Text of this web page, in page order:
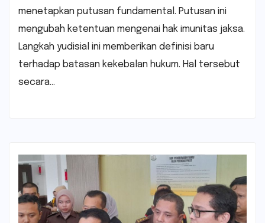
menetapkan putusan fundamental. Putusan ini
mengubah ketentuan mengenai hak imunitas jaksa.
Langkah yudisial ini memberikan definisi baru
terhadap batasan kekebalan hukum. Hal tersebut
secara…